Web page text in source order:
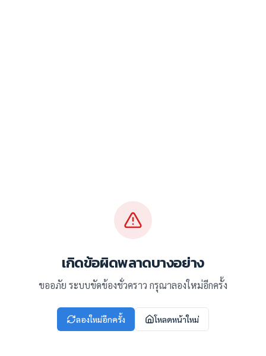
เกิดข้อผิดพลาดบางอย่าง
ขออภัย ระบบขัดข้องชั่วคราว กรุณาลองใหม่อีกครั้ง
ลองใหม่อีกครั้ง โหลดหน้าใหม่